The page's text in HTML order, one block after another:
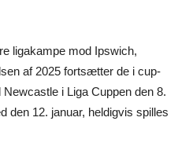
ligakampe mod Ipswich,
af 2025 fortsætter de i cup-
i Liga Cuppen den 8.
den 12. januar, heldigvis spilles